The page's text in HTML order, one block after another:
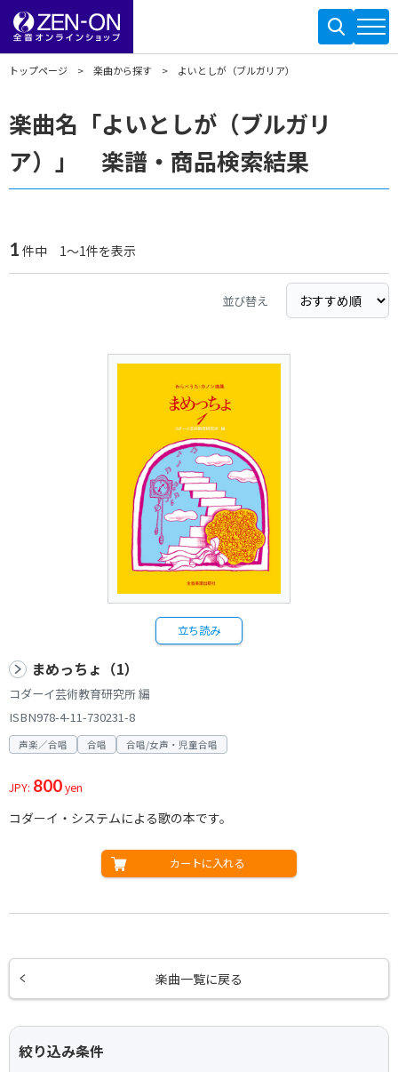
トップページ 楽曲から探す よいとしが（ブルガリア）
楽曲名「よいとしが（ブルガリ
ア）」 楽譜・商品検索結果
1 件中 1～1件を表示
並び替え
立ち読み
まめっちょ（1）
コダーイ芸術教育研究所 編
ISBN978-4-11-730231-8
声楽／合唱 合唱 合唱/女声・児童合唱
JPY: 800yen
コダーイ・システムによる歌の本です。
カートに入れる
楽曲一覧に戻る
絞り込み条件